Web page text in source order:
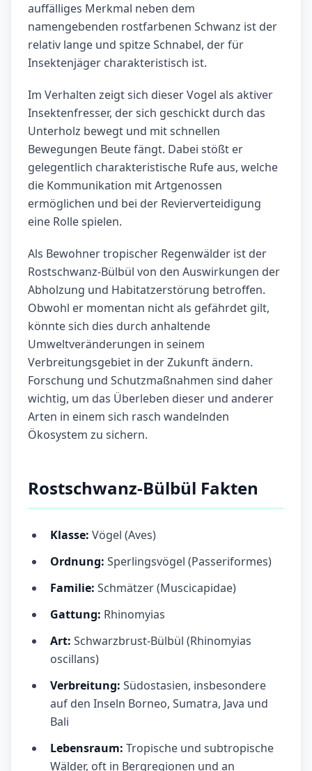
auffälliges Merkmal neben dem
namengebenden rostfarbenen Schwanz ist der
relativ lange und spitze Schnabel, der für
Insektenjäger charakteristisch ist.
Im Verhalten zeigt sich dieser Vogel als aktiver
Insektenfresser, der sich geschickt durch das
Unterholz bewegt und mit schnellen
Bewegungen Beute fängt. Dabei stößt er
gelegentlich charakteristische Rufe aus, welche
die Kommunikation mit Artgenossen
ermöglichen und bei der Revierverteidigung
eine Rolle spielen.
Als Bewohner tropischer Regenwälder ist der
Rostschwanz-Bülbül von den Auswirkungen der
Abholzung und Habitatzerstörung betroffen.
Obwohl er momentan nicht als gefährdet gilt,
könnte sich dies durch anhaltende
Umweltveränderungen in seinem
Verbreitungsgebiet in der Zukunft ändern.
Forschung und Schutzmaßnahmen sind daher
wichtig, um das Überleben dieser und anderer
Arten in einem sich rasch wandelnden
Ökosystem zu sichern.
Rostschwanz-Bülbül Fakten
Klasse: Vögel (Aves)
Ordnung: Sperlingsvögel (Passeriformes)
Familie: Schmätzer (Muscicapidae)
Gattung: Rhinomyias
Art: Schwarzbrust-Bülbül (Rhinomyias
oscillans)
Verbreitung: Südostasien, insbesondere
auf den Inseln Borneo, Sumatra, Java und
Bali
Lebensraum: Tropische und subtropische
Wälder, oft in Bergregionen und an